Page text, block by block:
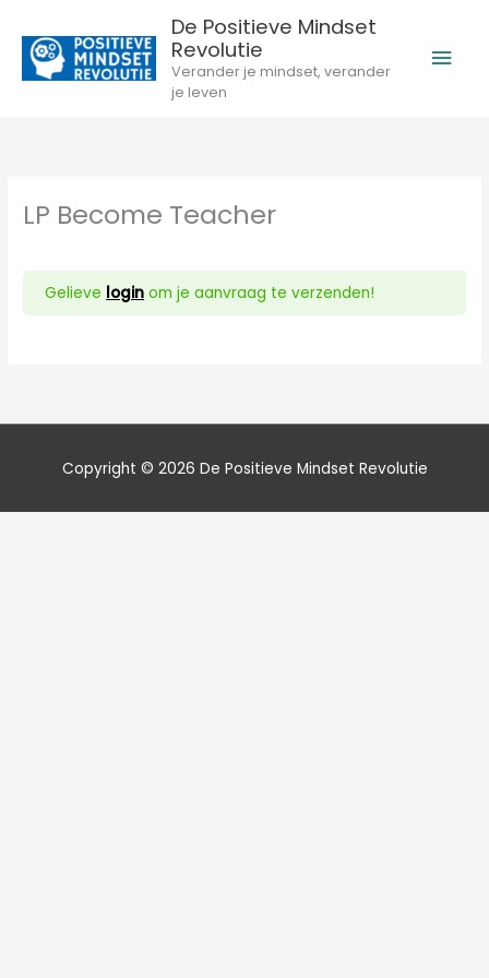
naar
inhoud
De Positieve Mindset
Revolutie
Verander je mindset, verander
je leven
LP Become Teacher
Gelieve login om je aanvraag te verzenden!
Copyright © 2026 De Positieve Mindset Revolutie